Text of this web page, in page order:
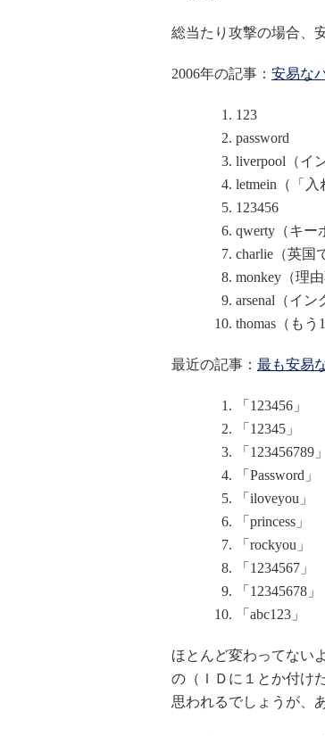
総当たり攻撃の場合、
2006年の記事： 安易な
123
password
liverpool（イ
letmein（「
123456
qwerty（キー
charlie（英国
monkey（理由
arsenal（イ
thomas（もう
最近の記事： 最も安易
「123456」
「12345」
「123456789」
「Password」
「iloveyou」
「princess」
「rockyou」
「1234567」
「12345678」
「abc123」
ほとんど変わってない
の（ＩＤに１とか付け
思われるでしょうが、